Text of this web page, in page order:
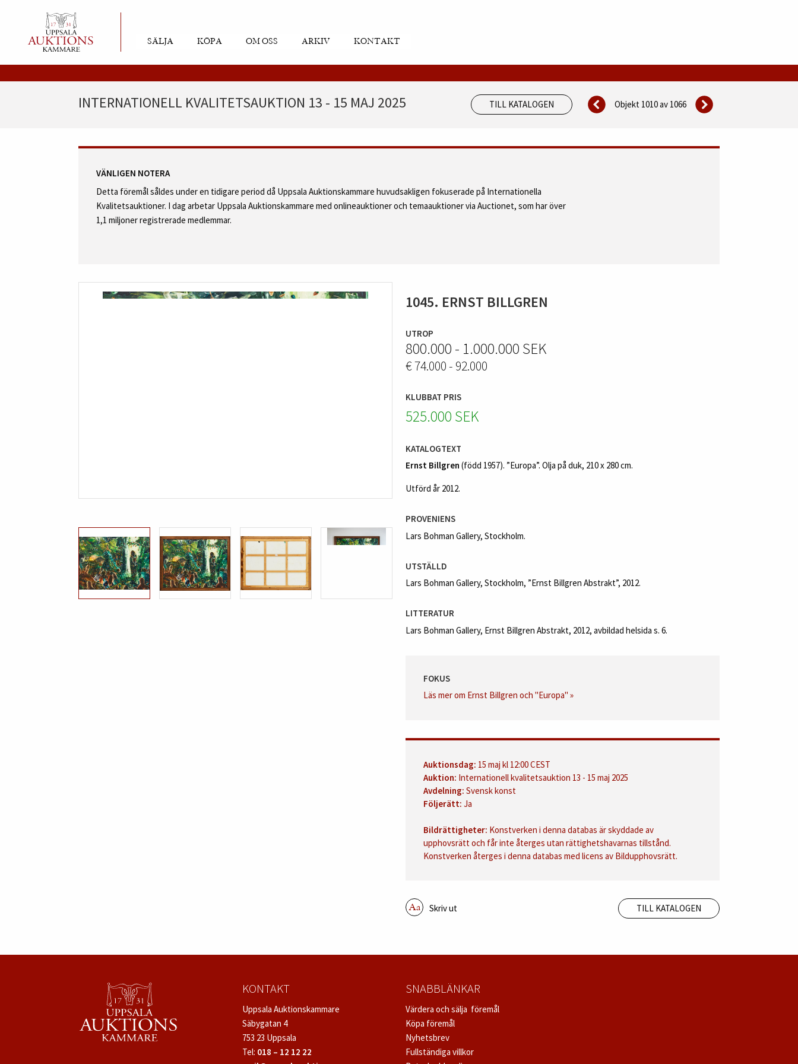
SÄLJA KÖPA OM OSS ARKIV KONTAKT
INTERNATIONELL KVALITETSAUKTION 13 - 15 MAJ 2025 TILL KATALOGEN Objekt 1010 av 1066
VÄNLIGEN NOTERA
Detta föremål såldes under en tidigare period då Uppsala Auktionskammare huvudsakligen fokuserade på Internationella
Kvalitetsauktioner. I dag arbetar Uppsala Auktionskammare med onlineauktioner och temaauktioner via Auctionet, som har över
1,1 miljoner registrerade medlemmar.
1045. ERNST BILLGREN
UTROP
800.000 - 1.000.000 SEK
€ 74.000 - 92.000
KLUBBAT PRIS
525.000 SEK
KATALOGTEXT
Ernst Billgren (född 1957). ”Europa”. Olja på duk, 210 x 280 cm.
Utförd år 2012.
PROVENIENS
Lars Bohman Gallery, Stockholm.
UTSTÄLLD
Lars Bohman Gallery, Stockholm, ”Ernst Billgren Abstrakt”, 2012.
LITTERATUR
Lars Bohman Gallery, Ernst Billgren Abstrakt, 2012, avbildad helsida s. 6.
FOKUS
Läs mer om Ernst Billgren och "Europa" »
Auktionsdag: 15 maj kl 12:00 CEST
Auktion: Internationell kvalitetsauktion 13 - 15 maj 2025
Avdelning: Svensk konst
Följerätt: Ja
Bildrättigheter: Konstverken i denna databas är skyddade av
upphovsrätt och får inte återges utan rättighetshavarnas tillstånd.
Konstverken återges i denna databas med licens av Bildupphovsrätt.
Skriv ut TILL KATALOGEN
KONTAKT
Uppsala Auktionskammare
Säbygatan 4
753 23 Uppsala
Tel: 018 – 12 12 22
SNABBLÄNKAR
Värdera och sälja föremål
Köpa föremål
Nyhetsbrev
Fullständiga villkor